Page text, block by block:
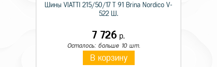
Шины VIATTI 215/50/17 T 91 Brina Nordico V-
522 Ш.
7 726 р.
Осталось: больше 10 шт.
В корзину